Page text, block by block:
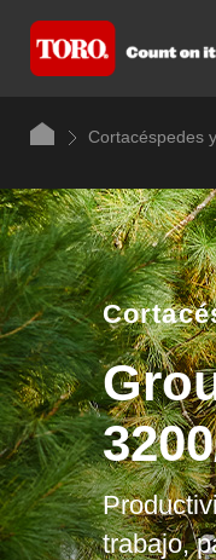
Cortacéspedes
Un